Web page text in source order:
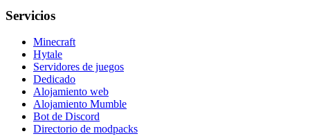
Servicios
Minecraft
Hytale
Servidores de juegos
Dedicado
Alojamiento web
Alojamiento Mumble
Bot de Discord
Directorio de modpacks